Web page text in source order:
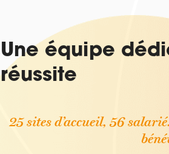
Une équipe
réussite
25 sites d’accueil, 56